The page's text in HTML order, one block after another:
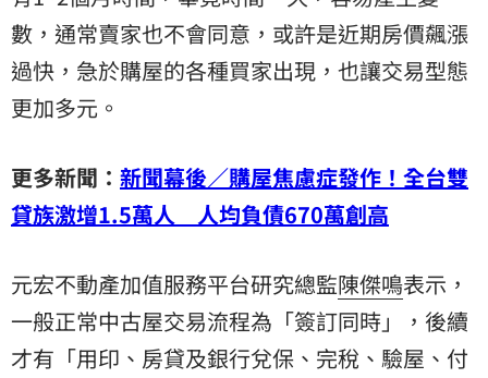
數，通常賣家也不會同意，或許是近期房價飆漲
過快，急於購屋的各種買家出現，也讓交易型態
更加多元。
更多新聞： 新聞幕後／購屋焦慮症發作！全台雙
貸族激增1.5萬人 人均負債670萬創高
元宏不動產加值服務平台研究總監陳傑鳴表示，
一般正常中古屋交易流程為「簽訂同時」，後續
才有「用印、房貸及銀行兌保、完稅、驗屋、付